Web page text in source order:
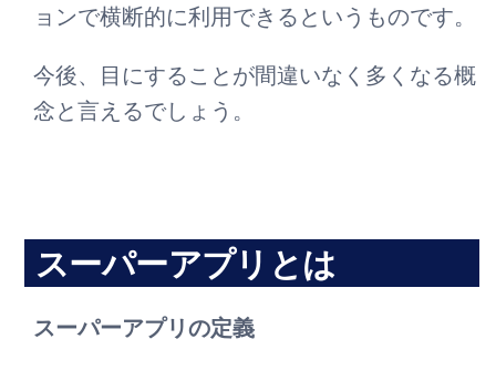
ョンで横断的に利用できるというものです。
今後、目にすることが間違いなく多くなる概
念と言えるでしょう。
スーパーアプリとは
スーパーアプリの定義